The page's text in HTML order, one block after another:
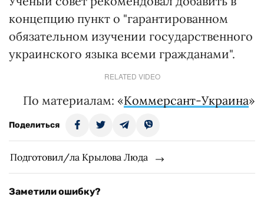
концепцию пункт о "гарантированном
обязательном изучении государственного
украинского языка всеми гражданами".
RELATED VIDEO
По материалам: «Коммерсант-Украина»
Поделиться
Подготовил/ла Крылова Люда
Заметили ошибку?